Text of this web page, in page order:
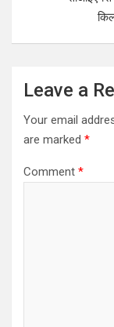
Leave a
Your email
are marked *
Comment *